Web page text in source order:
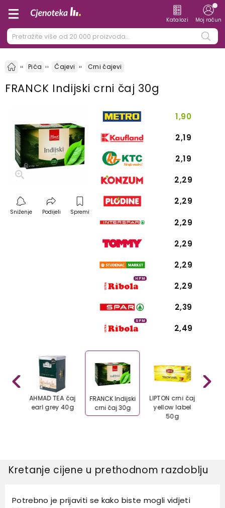
Katalozi Moj račun
Pića Čajevi Crni čajevi
FRANCK Indijski crni čaj 30g
Sniženje Podijeli Spremi
1,90
2,19
2,19
2,29
2,29
2,29
2,29
2,29
HPM
2,29
2,39
SPM
2,49
AHMAD TEA čaj
earl grey 40g
FRANCK Indijski
crni čaj 30g
LIPTON crni čaj
yellow label
50g
Kretanje cijene u prethodnom razdoblju
Potrebno je prijaviti se kako biste mogli vidjeti